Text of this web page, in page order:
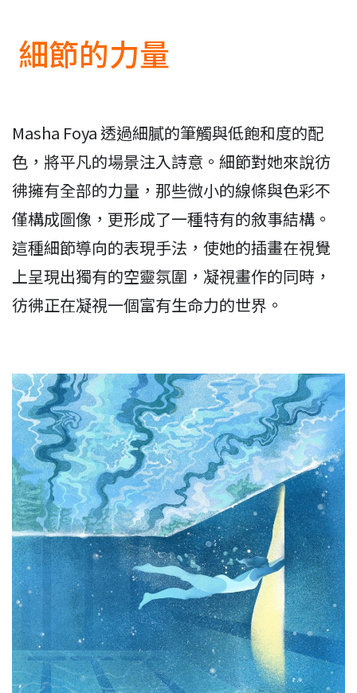
細節的力量
Masha Foya 透過細膩的筆觸與低飽和度的配
色，將平凡的場景注入詩意。細節對她來說彷
彿擁有全部的力量，那些微小的線條與色彩不
僅構成圖像，更形成了一種特有的敘事結構。
這種細節導向的表現手法，使她的插畫在視覺
上呈現出獨有的空靈氛圍，凝視畫作的同時，
彷彿正在凝視一個富有生命力的世界。